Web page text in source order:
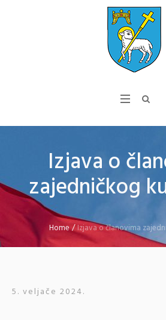
Izjava o
zajedničkog
Home/Izjava o članovima
5. veljače 2024.